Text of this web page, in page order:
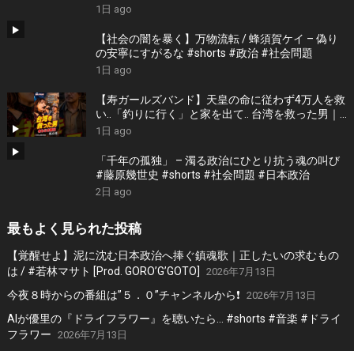
1日 ago
【社会の闇を暴く】万物流転 / 蜂須賀ケイ – 偽り
の安寧にすがるな #shorts #政治 #社会問題
1日 ago
【寿ガールズバンド】天皇の命に従わず4万人を救
い..「釣りに行く」と家を出て.. 台湾を救った男｜
根本博『名もなき勝利』 by 寿STUDIO
1日 ago
「千年の孤独」 – 濁る政治にひとり抗う魂の叫び
#藤原幾世史 #shorts #社会問題 #日本政治
2日 ago
最もよく見られた投稿
【覚醒せよ】泥に沈む日本政治へ捧ぐ鎮魂歌｜正したいの求むもの
は / #若林マサト [Prod. GORO’G’GOTO]
2026年7月13日
今夜８時からの番組は”５．０”チャンネルから❗️ 2026年7月13日
AIが優里の『ドライフラワー』を聴いたら… #shorts #音楽 #ドライ
フラワー 2026年7月13日